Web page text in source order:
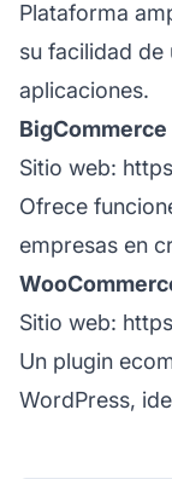
Plataforma
su facilidad de
aplicaciones.
BigCommerce
Sitio web:
Ofrece
empresas en
Sitio web:
Un plugin
WordPress,